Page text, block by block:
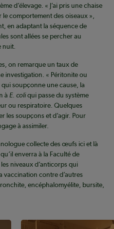
d’élevage. « J’ai pris une chaise
le comportement des oiseaux »,
en adaptant la séquence de
sont allées se percher au
nuit.
on remarque un taux de
investigation. « Péritonite ou
soupçonne une cause, la
à E. coliqui passe du système
ou respiratoire. Quelques
les soupçons et d’agir. Pour
à assimiler.
collecte des œufs ici et là
enverra à la Faculté de
niveaux d’anticorps qui
vaccination contre d’autres
encéphalomyélite, bursite,